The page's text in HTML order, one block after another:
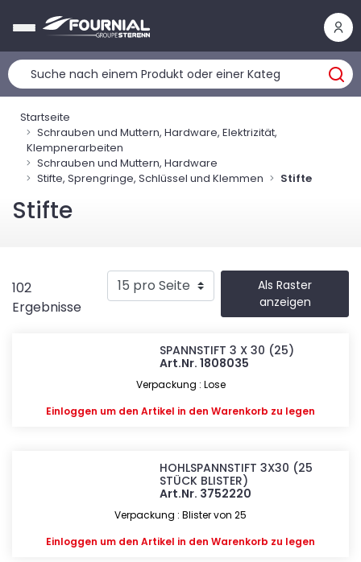
Startseite
Schrauben und Muttern, Hardware, Elektrizität,
Klempnerarbeiten
Schrauben und Muttern, Hardware
Stifte, Sprengringe, Schlüssel und Klemmen
Stifte
Stifte
102
Ergebnisse
Als Raster
anzeigen
SPANNSTIFT 3 X 30 (25)
Art.Nr. 1808035
Verpackung : Lose
Einloggen um den Artikel in den Warenkorb zu legen
HOHLSPANNSTIFT 3X30 (25
STÜCK BLISTER)
Art.Nr. 3752220
Verpackung : Blister von 25
Einloggen um den Artikel in den Warenkorb zu legen